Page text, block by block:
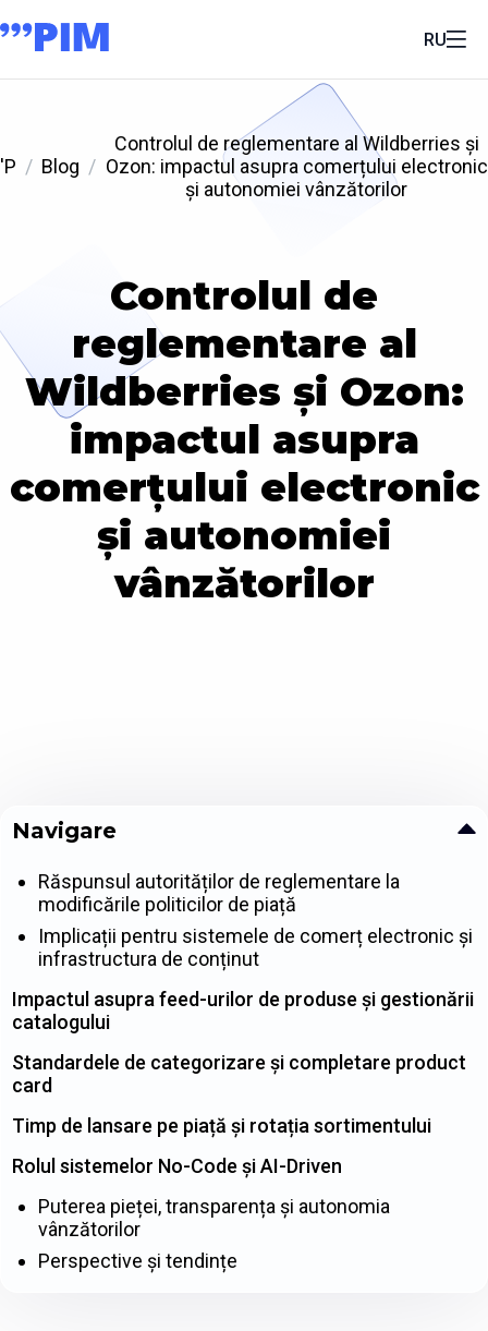
RU
'P Blog
Controlul de reglementare al Wildberries și
Ozon: impactul asupra comerțului electronic
și autonomiei vânzătorilor
Controlul de
reglementare al
Wildberries și Ozon:
impactul asupra
comerțului electronic
și autonomiei
vânzătorilor
Navigare
Răspunsul autorităților de reglementare la
modificările politicilor de piață
Implicații pentru sistemele de comerț electronic și
infrastructura de conținut
Impactul asupra feed-urilor de produse și gestionării
catalogului
Standardele de categorizare și completare product
card
Timp de lansare pe piață și rotația sortimentului
Rolul sistemelor No-Code și AI-Driven
Puterea pieței, transparența și autonomia
vânzătorilor
Perspective și tendințe